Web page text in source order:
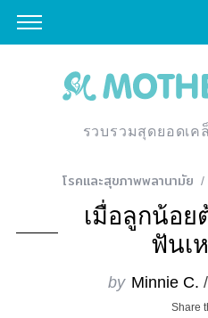
รวบรวมสุดยอดเค
โรคและสุขภาพพลานามัย
เมื่อลูกน้อย
ฟันเ
by Minnie C.
Share